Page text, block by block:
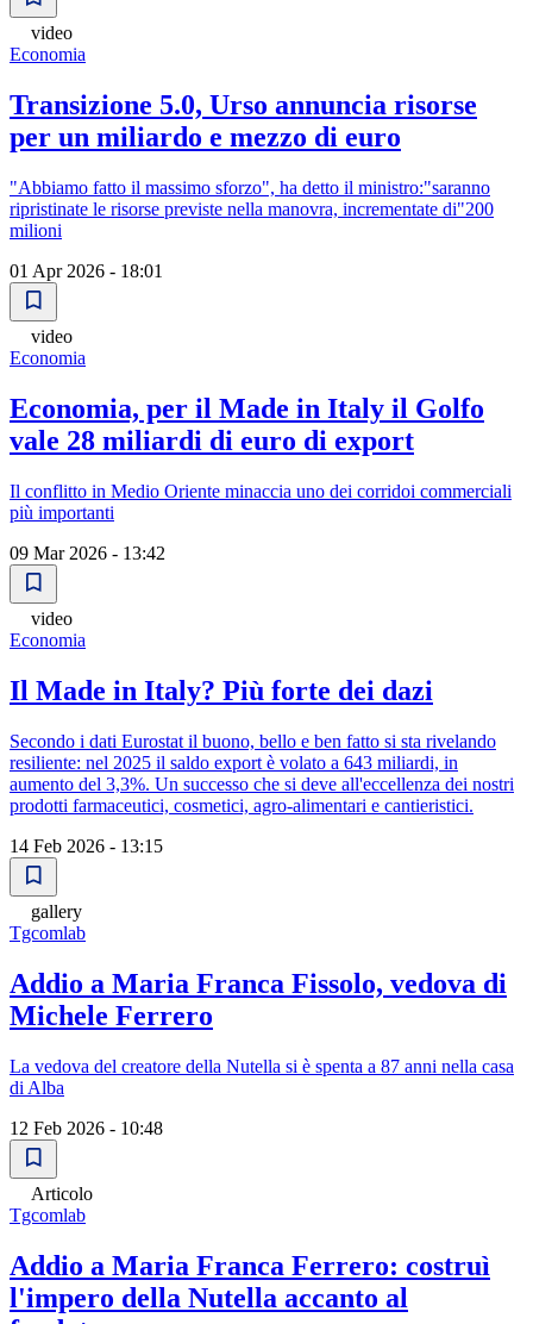
video
Economia
Transizione 5.0, Urso annuncia risorse
per un miliardo e mezzo di euro
"Abbiamo fatto il massimo sforzo", ha detto il ministro:"saranno
ripristinate le risorse previste nella manovra, incrementate di"200
milioni
01 Apr 2026 - 18:01
video
Economia
Economia, per il Made in Italy il Golfo
vale 28 miliardi di euro di export
Il conflitto in Medio Oriente minaccia uno dei corridoi commerciali
più importanti
09 Mar 2026 - 13:42
video
Economia
Il Made in Italy? Più forte dei dazi
Secondo i dati Eurostat il buono, bello e ben fatto si sta rivelando
resiliente: nel 2025 il saldo export è volato a 643 miliardi, in
aumento del 3,3%. Un successo che si deve all'eccellenza dei nostri
prodotti farmaceutici, cosmetici, agro-alimentari e cantieristici.
14 Feb 2026 - 13:15
gallery
Tgcomlab
Addio a Maria Franca Fissolo, vedova di
Michele Ferrero
La vedova del creatore della Nutella si è spenta a 87 anni nella casa
di Alba
12 Feb 2026 - 10:48
Articolo
Tgcomlab
Addio a Maria Franca Ferrero: costruì
l'impero della Nutella accanto al